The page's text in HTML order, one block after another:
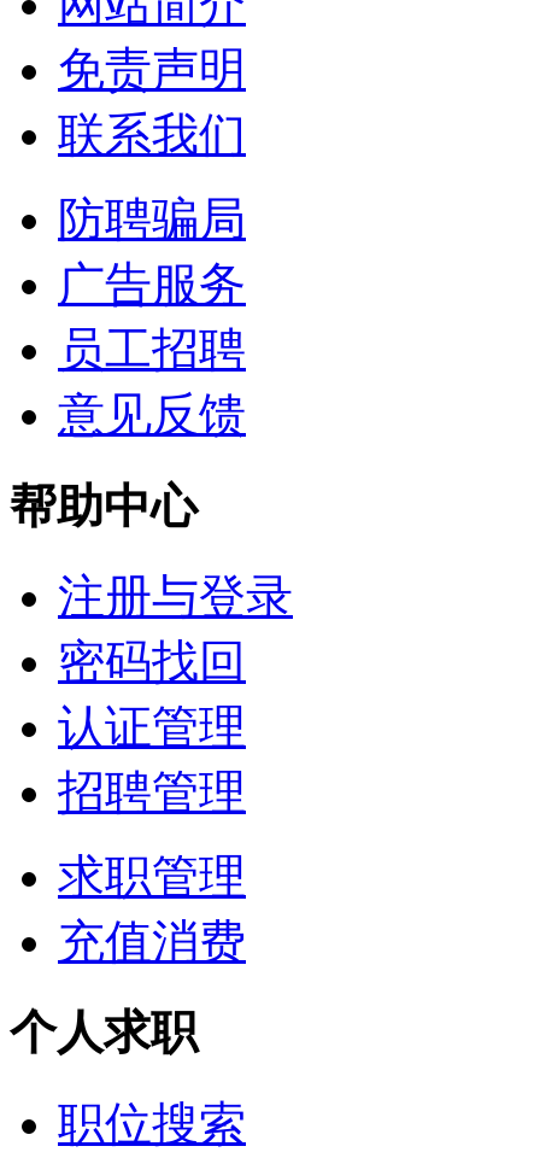
免责声明
联系我们
防聘骗局
广告服务
员工招聘
意见反馈
帮助中心
注册与登录
密码找回
认证管理
招聘管理
求职管理
充值消费
个人求职
职位搜索